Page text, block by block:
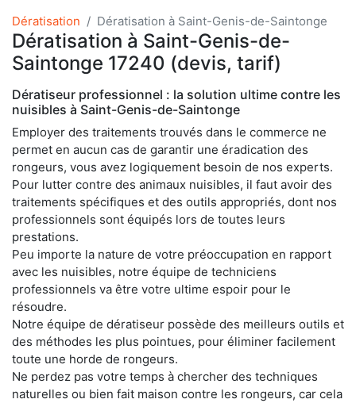
Dératisation Dératisation à Saint-Genis-de-Saintonge
Dératisation à Saint-Genis-de-
Saintonge 17240 (devis, tarif)
Dératiseur professionnel : la solution ultime contre les
nuisibles à Saint-Genis-de-Saintonge
Employer des traitements trouvés dans le commerce ne
permet en aucun cas de garantir une éradication des
rongeurs, vous avez logiquement besoin de nos experts.
Pour lutter contre des animaux nuisibles, il faut avoir des
traitements spécifiques et des outils appropriés, dont nos
professionnels sont équipés lors de toutes leurs
prestations.
Peu importe la nature de votre préoccupation en rapport
avec les nuisibles, notre équipe de techniciens
professionnels va être votre ultime espoir pour le
résoudre.
Notre équipe de dératiseur possède des meilleurs outils et
des méthodes les plus pointues, pour éliminer facilement
toute une horde de rongeurs.
Ne perdez pas votre temps à chercher des techniques
naturelles ou bien fait maison contre les rongeurs, car cela